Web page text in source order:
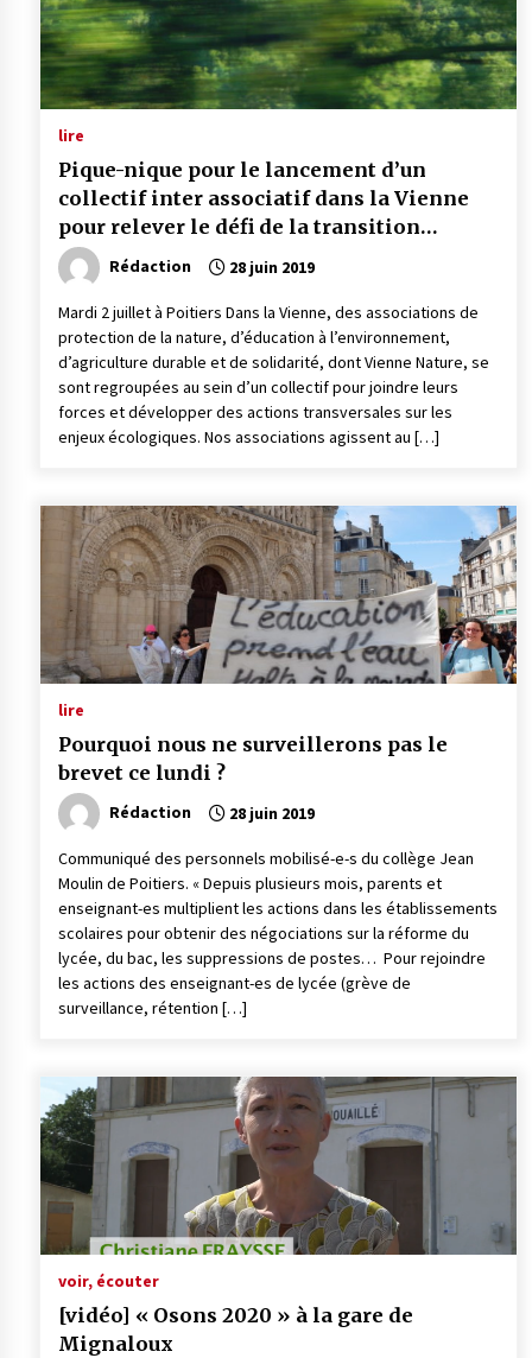
lire
Pique-nique pour le lancement d’un
collectif inter associatif dans la Vienne
pour relever le défi de la transition
écologique
Rédaction 28 juin 2019
Mardi 2 juillet à Poitiers Dans la Vienne, des associations de
protection de la nature, d’éducation à l’environnement,
d’agriculture durable et de solidarité, dont Vienne Nature, se
sont regroupées au sein d’un collectif pour joindre leurs
forces et développer des actions transversales sur les
enjeux écologiques. Nos associations agissent au […]
lire
Pourquoi nous ne surveillerons pas le
brevet ce lundi ?
Rédaction 28 juin 2019
Communiqué des personnels mobilisé-e-s du collège Jean
Moulin de Poitiers. « Depuis plusieurs mois, parents et
enseignant-es multiplient les actions dans les établissements
scolaires pour obtenir des négociations sur la réforme du
lycée, du bac, les suppressions de postes… Pour rejoindre
les actions des enseignant-es de lycée (grève de
surveillance, rétention […]
voir, écouter
[vidéo] « Osons 2020 » à la gare de
Mignaloux